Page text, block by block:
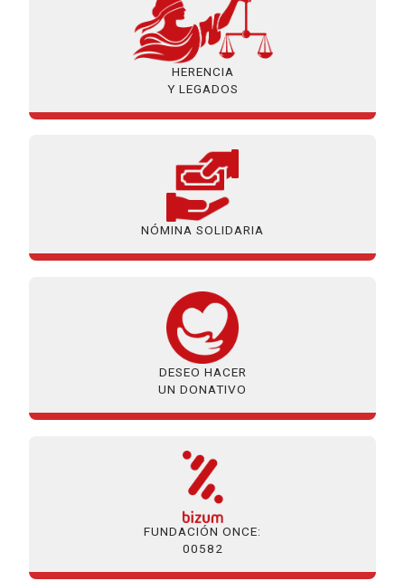
HERENCIA
Y LEGADOS
NÓMINA SOLIDARIA
DESEO HACER
UN DONATIVO
FUNDACIÓN ONCE:
00582